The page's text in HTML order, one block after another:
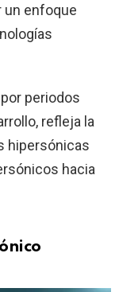
un enfoque
periodos
refleja la
hipersónicas
hacia